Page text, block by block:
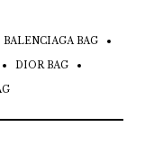
BALENCIAGA BAG
DIOR BAG